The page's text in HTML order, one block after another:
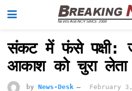
संकट में फंसे पक्षी:
आकाश को चुरा
by News-Desk February